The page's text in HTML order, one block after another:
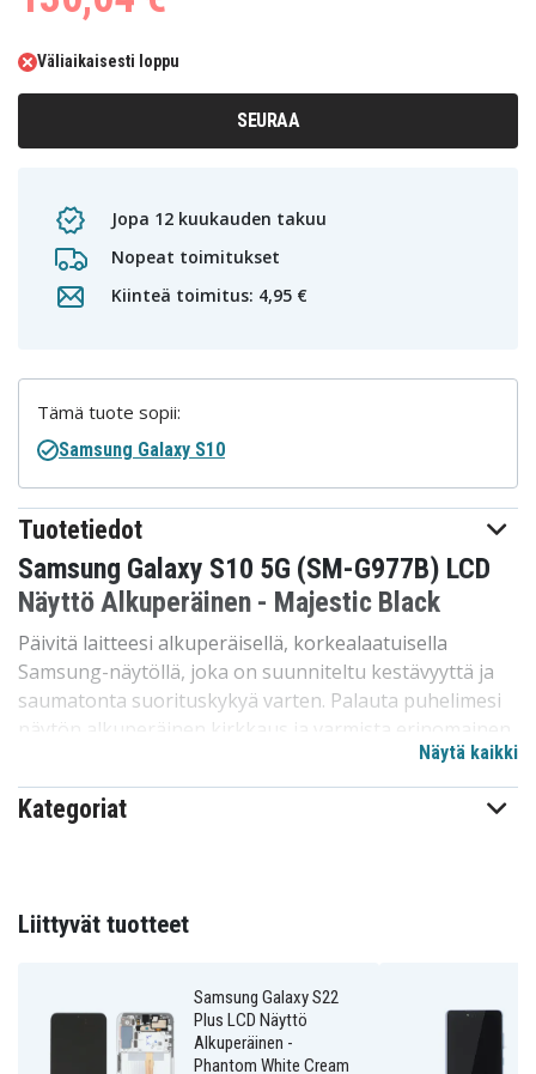
Väliaikaisesti loppu
SEURAA
Jopa 12 kuukauden takuu
Nopeat toimitukset
Kiinteä toimitus: 4,95 €
Tuotetiedot
Samsung Galaxy S10 5G (SM-G977B) LCD
Näyttö Alkuperäinen - Majestic Black
Päivitä laitteesi alkuperäisellä, korkealaatuisella
Samsung-näytöllä, joka on suunniteltu kestävyyttä ja
saumatonta suorituskykyä varten. Palauta puhelimesi
näytön alkuperäinen kirkkaus ja varmista erinomainen
katselukokemus. Helppo asentaa – tämä vaihtonäyttö
on täydellinen ratkaisu särkyneiden, toimimattomien
tai vaurioituneiden näyttöjen korjaamiseen ja antaa
Merkki: Samsung
Tuotetyyppi: LCD Näyttö
Alkuperäinen: Kyllä
Näytä kaikki
Kategoriat
Tämä tuote sopii:
Samsung Galaxy S10
Liittyvät tuotteet
Samsung Galaxy S22
Plus LCD Näyttö
Alkuperäinen -
Phantom White Cream